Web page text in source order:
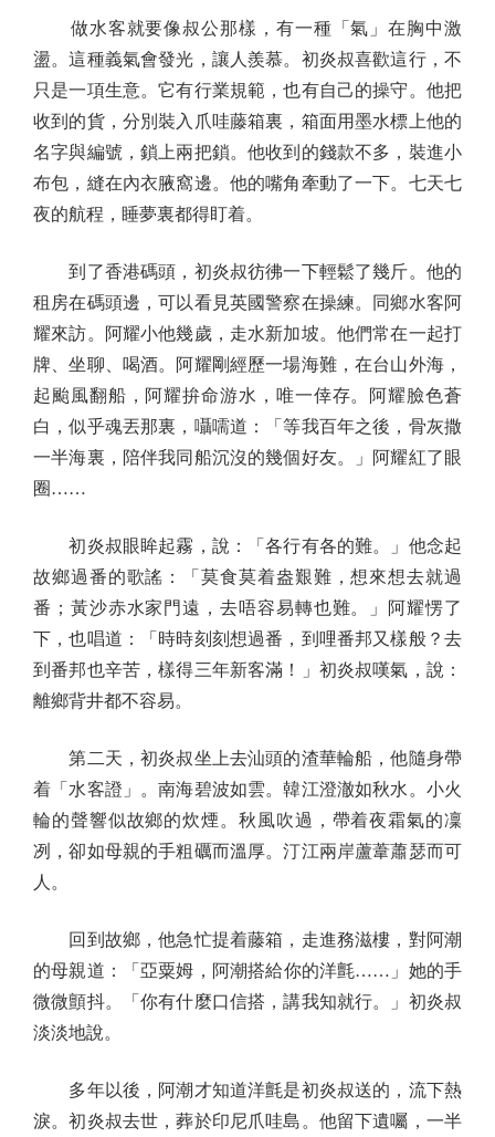
做水客就要像叔公那樣，有一種「氣」在胸中激
盪。這種義氣會發光，讓人羨慕。初炎叔喜歡這行，不
只是一項生意。它有行業規範，也有自己的操守。他把
收到的貨，分別裝入爪哇藤箱裏，箱面用墨水標上他的
名字與編號，鎖上兩把鎖。他收到的錢款不多，裝進小
布包，縫在內衣腋窩邊。他的嘴角牽動了一下。七天七
夜的航程，睡夢裏都得盯着。
到了香港碼頭，初炎叔彷彿一下輕鬆了幾斤。他的
租房在碼頭邊，可以看見英國警察在操練。同鄉水客阿
耀來訪。阿耀小他幾歲，走水新加坡。他們常在一起打
牌、坐聊、喝酒。阿耀剛經歷一場海難，在台山外海，
起颱風翻船，阿耀拚命游水，唯一倖存。阿耀臉色蒼
白，似乎魂丟那裏，囁嚅道：「等我百年之後，骨灰撒
一半海裏，陪伴我同船沉沒的幾個好友。」阿耀紅了眼
圈……
初炎叔眼眸起霧，說：「各行有各的難。」他念起
故鄉過番的歌謠：「莫食莫着盎艱難，想來想去就過
番；黃沙赤水家門遠，去唔容易轉也難。」阿耀愣了
下，也唱道：「時時刻刻想過番，到哩番邦又樣般？去
到番邦也辛苦，樣得三年新客滿！」初炎叔嘆氣，說：
離鄉背井都不容易。
第二天，初炎叔坐上去汕頭的渣華輪船，他隨身帶
着「水客證」。南海碧波如雲。韓江澄澈如秋水。小火
輪的聲響似故鄉的炊煙。秋風吹過，帶着夜霜氣的凜
冽，卻如母親的手粗礪而溫厚。汀江兩岸蘆葦蕭瑟而可
人。
回到故鄉，他急忙提着藤箱，走進務滋樓，對阿潮
的母親道：「亞粟姆，阿潮搭給你的洋氈……」她的手
微微顫抖。「你有什麼口信搭，講我知就行。」初炎叔
淡淡地說。
多年以後，阿潮才知道洋氈是初炎叔送的，流下熱
淚。初炎叔去世，葬於印尼爪哇島。他留下遺囑，一半